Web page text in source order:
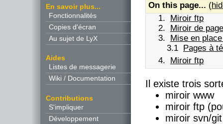
En savoir plus...
Fonctionnalités
Copies d'écran
Au sujet de LyX
Aides
Listes de messagerie
Wiki / Documentation
Contributions
S'impliquer
Développement
On this page... (
1.
Miroir ftp
2.
Miroir de
3.
Mise en
3.1
Pages à
4.
Miroir ftp
Il existe trois
miroir www
miroir ftp
miroir svn/git